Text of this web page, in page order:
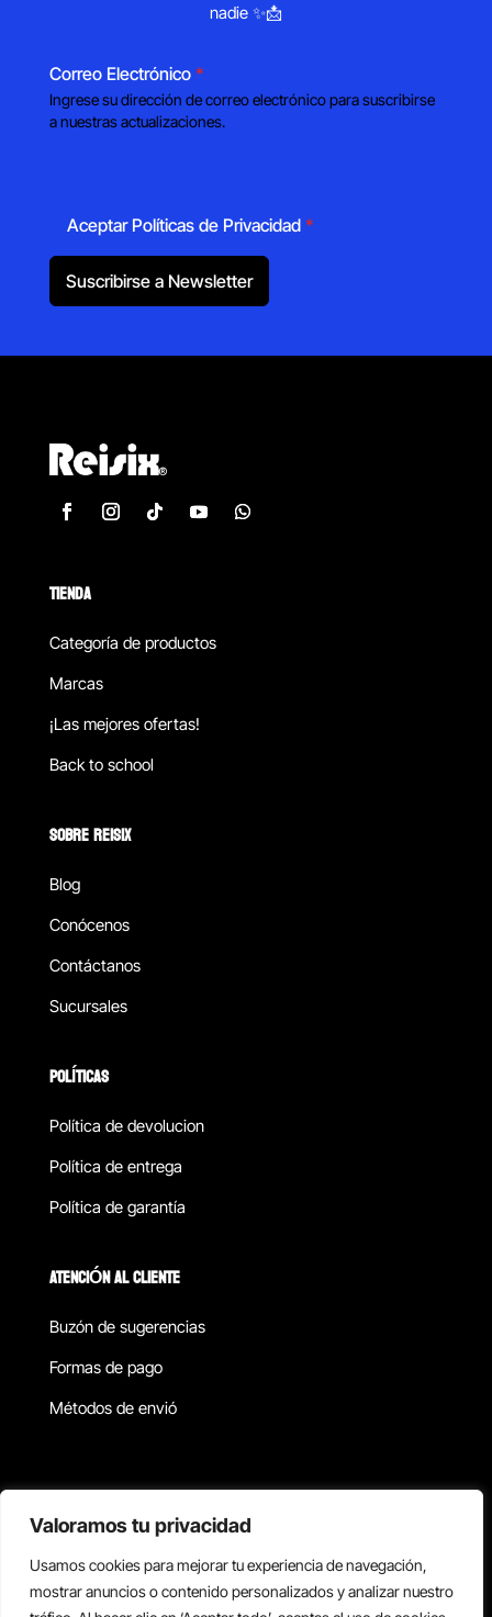
Valoramos tu privacidad
Usamos cookies para mejorar tu experiencia de navegación,
mostrar anuncios o contenido personalizados y analizar nuestro
nadie ✨📩
Correo Electrónico *
Ingrese su dirección de correo electrónico para suscribirse
a nuestras actualizaciones.
Aceptar Políticas de Privacidad *
Suscribirse a Newsletter
TIENDA
Categoría de productos
Marcas
¡Las mejores ofertas!
Back to school
SOBRE REISIX
Blog
Conócenos
Contáctanos
Sucursales
POLÍTICAS
Política de devolucion
Política de entrega
Política de garantía
ATENCIÓN AL CLIENTE
Buzón de sugerencias
Formas de pago
Métodos de envió
Copyright © 2026 Reisix. Todos los derechos reservados.